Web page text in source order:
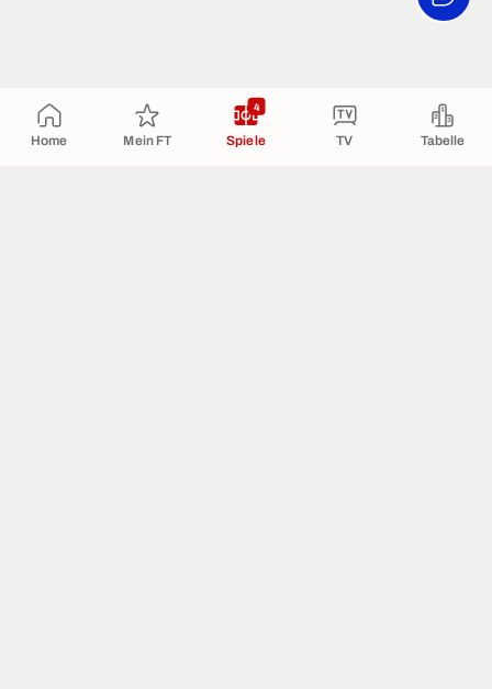
Home Mein FT Spiele
4
TV Tabelle